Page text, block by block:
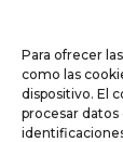
Para ofrecer
como las
dispositivo. El
procesar